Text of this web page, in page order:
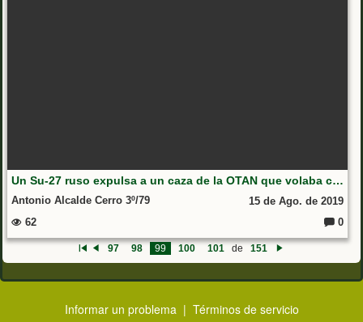
Un Su-27 ruso expulsa a un caza de la OTAN que volaba cerca de un avión gubernamental de Rusia
Antonio Alcalde Cerro 3º/79
15 de Ago. de 2019
62
0
97 98 99 100 101 de
151
Informar un problema | Términos de servicio